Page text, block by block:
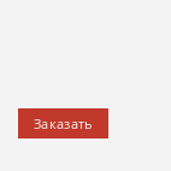
Заказать